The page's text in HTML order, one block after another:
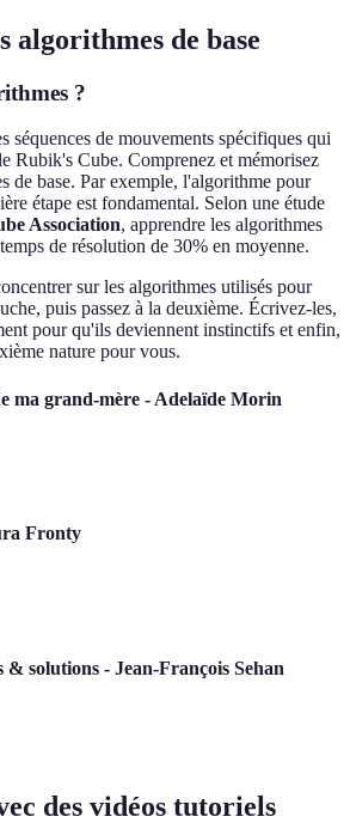
algorithmes de base
?
séquences de mouvements spécifiques qui
Rubik's Cube. Comprenez et mémorisez
de base. Par exemple, l'algorithme pour
étape est fondamental. Selon une étude
Association, apprendre les algorithmes
de résolution de 30% en moyenne.
sur les algorithmes utilisés pour
puis passez à la deuxième. Écrivez-les,
pour qu'ils deviennent instinctifs et enfin,
nature pour vous.
ma grand-mère - Adelaïde Morin
Fronty
& solutions - Jean-François Sehan
des vidéos tutoriels